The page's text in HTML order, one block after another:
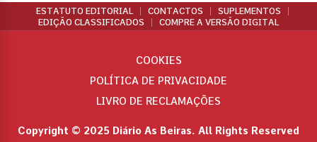
ESTATUTO EDITORIAL CONTACTOS
SUPLEMENTOS
EDIÇÃO CLASSIFICADOS
COMPRE A VERSÃO DIGITAL
Copyright © 2025 Diário As Beiras. All Rights Reserved
COOKIES
POLÍTICA DE PRIVACIDADE
LIVRO DE RECLAMAÇÕES